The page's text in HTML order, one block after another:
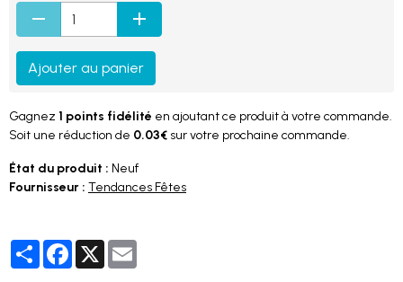
Ajouter au panier
Gagnez 1 points fidélité en ajoutant ce produit à votre commande.
Soit une réduction de 0.03€ sur votre prochaine commande.
État du produit : Neuf
Fournisseur : Tendances Fêtes
PartagerFacebook
X